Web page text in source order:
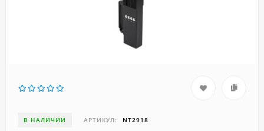
В НАЛИЧИИ АРТИКУЛ: NT2918